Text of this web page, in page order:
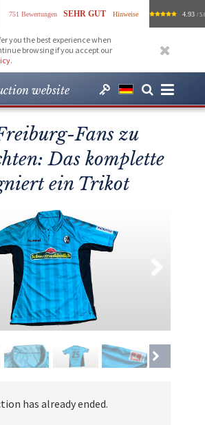
751 Bewertungen SEHR GUT Hinweise 4.93 /
you the best experience when
browsing if you accept our
.
website
Fans zu
Das komplette
ein Trikot
has already ended.